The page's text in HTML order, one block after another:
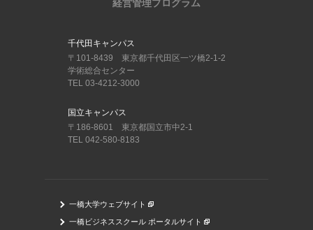
経営管理プログラム
千代田キャンパス
〒101-8439 東京都千代田区一ツ橋2-1-2
学術総合センター
TEL 03-4212-3000
国立キャンパス
〒186-8601 東京都国立市中2-1
TEL 042-580-8183
一橋大学ウェブサイト
一橋ビジネススクール ポータルサイト